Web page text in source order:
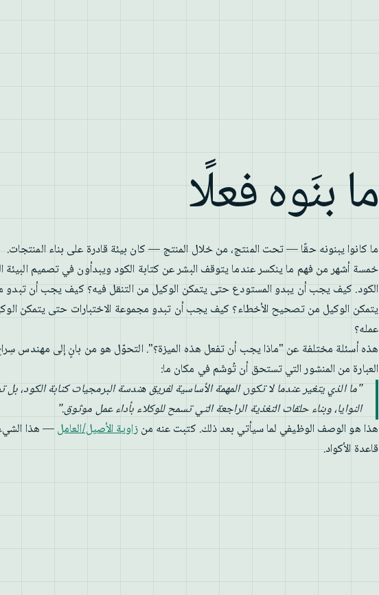
ما بنَوه فعلًا
ما كانوا يبنونه حقًا — تحت المنتج، من خلال المنتج — كان بيئة قادرة على بناء المنتجات.
خمسة أشهر من فهم ما ينكسر عندما يتوقف البشر عن كتابة الكود ويبدأون في تصميم البيئة
الكود. كيف يجب أن يبدو المستودع حتى يتمكن الوكيل من التنقل فيه؟ كيف يجب أن تبدو
يتمكن الوكيل من تصحيح الأخطاء؟ كيف يجب أن تبدو مجموعة الاختبارات حتى يتمكن
عمله؟
هذه أسئلة مختلفة عن "ماذا يجب أن تفعل هذه الميزة؟". التحوّل هو من بانٍ إلى مهندس
العبارة من المنشور التي تستحق أن تُوشَم في مكان ما:
"ما الذي يتغير عندما لا تكون المهمة الأساسية لفريق هندسة البرمجيات كتابة الكود،
النوايا، وبناء حلقات التغذية الراجعة التي تسمح للوكلاء بأداء عمل موثوق."
هذا هو الوصف الوظيفي لما سيأتي بعد ذلك. كتبت عنه منزاوية الأصيل/العامل— هذا
قاعدة الأكواد.